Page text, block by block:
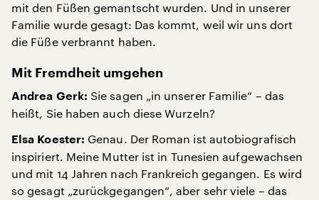
mit den Füßen gemantscht wurden. Und in unserer
Familie wurde gesagt: Das kommt, weil wir uns dort
die Füße verbrannt haben.
Mit Fremdheit umgehen
Andrea Gerk: Sie sagen „in unserer Familie“ – das
heißt, Sie haben auch diese Wurzeln?
Elsa Koester: Genau. Der Roman ist autobiografisch
inspiriert. Meine Mutter ist in Tunesien aufgewachsen
und mit 14 Jahren nach Frankreich gegangen. Es wird
so gesagt „zurückgegangen“, aber sehr viele – das